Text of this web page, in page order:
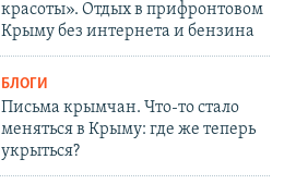
красоты». Отдых в прифронтовом
Крыму без интернета и бензина
БЛОГИ
Письма крымчан. Что-то стало
меняться в Крыму: где же теперь
укрыться?